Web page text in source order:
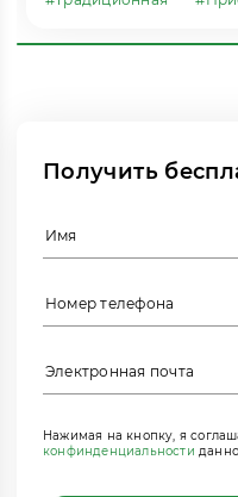
Получить
Нажимая на кнопку, я
конфинденциальности